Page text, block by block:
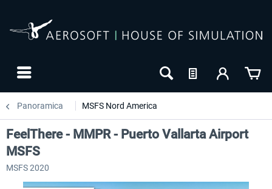
Panoramica MSFS Nord America
FeelThere - MMPR - Puerto Vallarta Airport
MSFS
MSFS 2020